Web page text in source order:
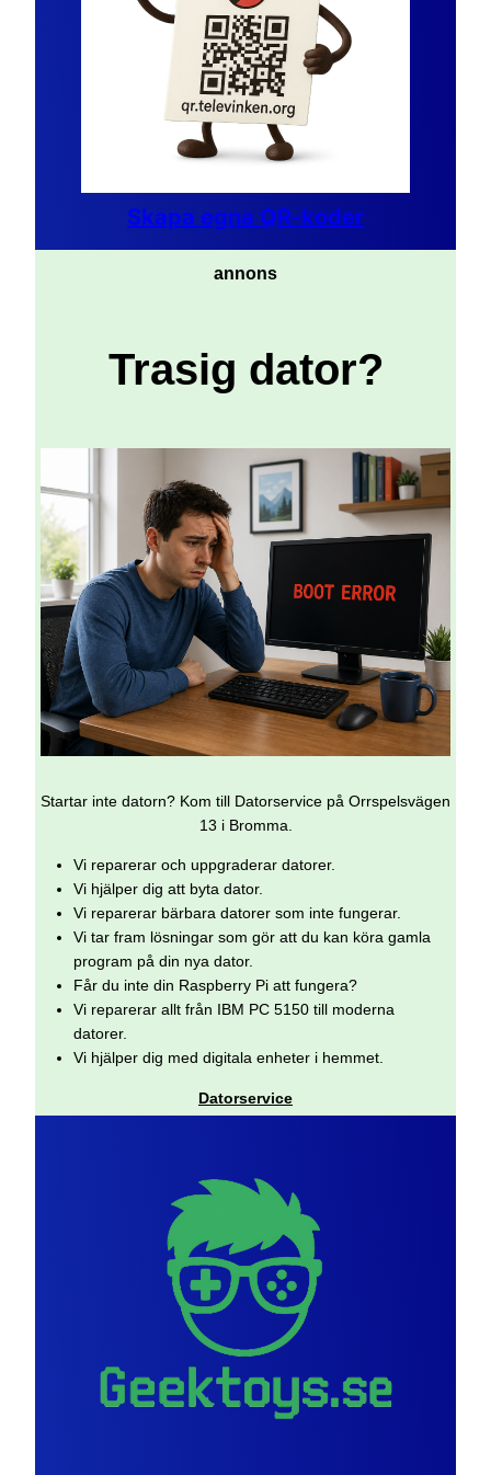
Skapa egna QR-koder
annons
Trasig dator?
Startar inte datorn? Kom till Datorservice på Orrspelsvägen
13 i Bromma.
Vi reparerar och uppgraderar datorer.
Vi hjälper dig att byta dator.
Vi reparerar bärbara datorer som inte fungerar.
Vi tar fram lösningar som gör att du kan köra gamla
program på din nya dator.
Får du inte din Raspberry Pi att fungera?
Vi reparerar allt från IBM PC 5150 till moderna
datorer.
Vi hjälper dig med digitala enheter i hemmet.
Datorservice